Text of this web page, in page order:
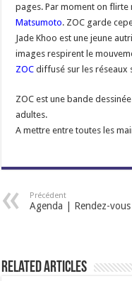
pages. Par moment on flirte
Matsumoto. ZOC garde
Jade Khoo est une jeune
images respirent le
ZOC diffusé sur les réseaux
ZOC est une bande
adultes.
A mettre entre toutes les
Précédent
Agenda | Rendez-
Related Articles